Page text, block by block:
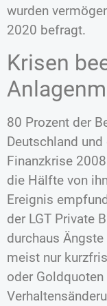
wurden
2020 befragt.
Krisen
80 Prozent der
Deutschland
Finanzkrise
die Hälfte von
Ereignis
der LGT Private
durchaus
meist nur
oder